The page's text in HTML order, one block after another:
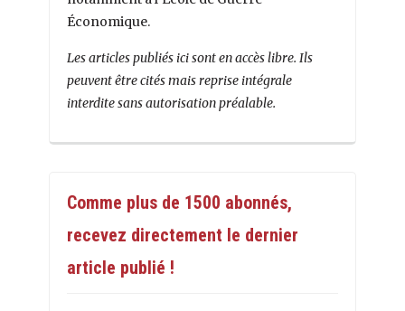
Économique.
Les articles publiés ici sont en accès libre. Ils
peuvent être cités mais reprise intégrale
interdite sans autorisation préalable.
Comme plus de 1500 abonnés,
recevez directement le dernier
article publié !